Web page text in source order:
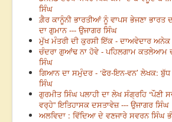
ਸਿੰਘ
ਗ਼ੈਰ ਕਾਨੂੰਨੀ ਭਾਰਤੀਆਂ ਨੂੰ ਵਾਪਸ ਭੇਜਣਾ ਭਾਰਤ
ਦਾ ਗੁਮਾਨ --- ਉਜਾਗਰ ਸਿੰਘ
ਮੁੱਖ ਮੰਤਰੀ ਦੀ ਕੁਰਸੀ ਇੱਕ - ਦਾਅਵੇਦਾਰ ਅਨੇਕ
ਚੰਦਰਾ ਗੁਆਂਢ ਨਾ ਹੋਵੇ - ਪਹਿਲਗਾਮ ਕਤਲੇਆਮ
ਸਿੰਘ
ਗਿਆਨ ਦਾ ਸਮੁੰਦਰ - ‘ਫੋਰ-ਇਨ-ਵਨ’ ਲੇਖਕ: ਬੁੱਧ
ਸਿੰਘ
ਗੁਰਮੀਤ ਸਿੰਘ ਪਲਾਹੀ ਦਾ ਲੇਖ ਸੰਗ੍ਰਹਿ “ਪੌਣੀ
ਵਰ੍ਹੇ” ਇਤਿਹਾਸਕ ਦਸਤਾਵੇਜ਼ --- ਉਜਾਗਰ ਸਿੰਘ
ਅਲਵਿਦਾ : ਵਿੱਦਿਆ ਦੇ ਵਣਜਾਰੇ ਸਵਰਨ ਸਿੰਘ